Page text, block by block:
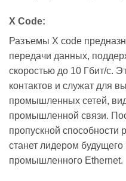
X Code:
Разъемы X code
передачи данных,
скоростью до 10 Гбит/с.
контактов и служат для
промышленных сетей,
промышленной связи.
пропускной способности
станет лидером будущего
промышленного Ethernet.